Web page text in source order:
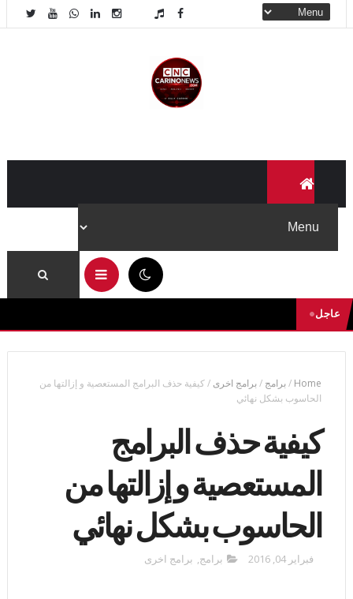
عاجل
Home
/برامج /برامج اخرى /كيفية حذف البرامج المستعصية و إزالتها من
الحاسوب بشكل نهائي
كيفية حذف البرامج
المستعصية و إزالتها من
الحاسوب بشكل نهائي
فبراير 04, 2016 برامج, برامج اخرى